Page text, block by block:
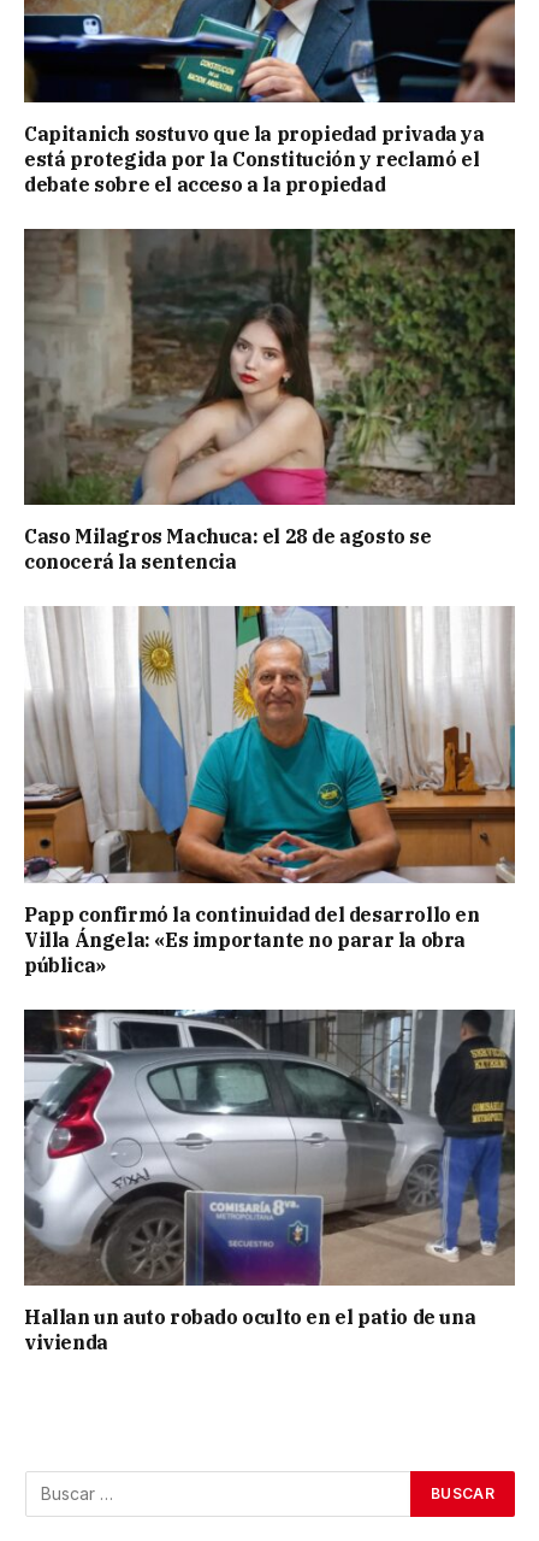
Capitanich sostuvo que la propiedad privada ya
está protegida por la Constitución y reclamó el
debate sobre el acceso a la propiedad
Caso Milagros Machuca: el 28 de agosto se
conocerá la sentencia
Papp confirmó la continuidad del desarrollo en
Villa Ángela: «Es importante no parar la obra
pública»
Hallan un auto robado oculto en el patio de una
vivienda